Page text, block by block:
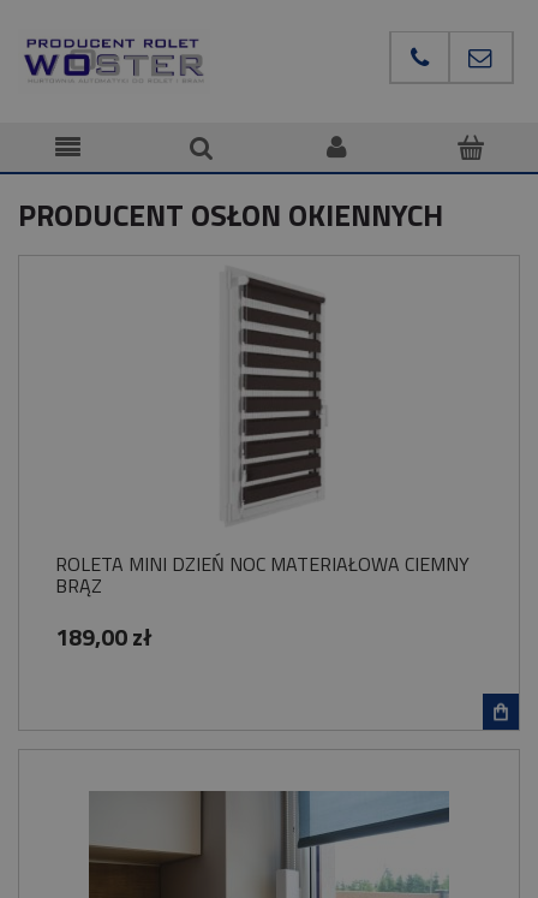
PRODUCENT OSŁON OKIENNYCH
ROLETA MINI DZIEŃ NOC MATERIAŁOWA CIEMNY
BRĄZ
189,00 zł